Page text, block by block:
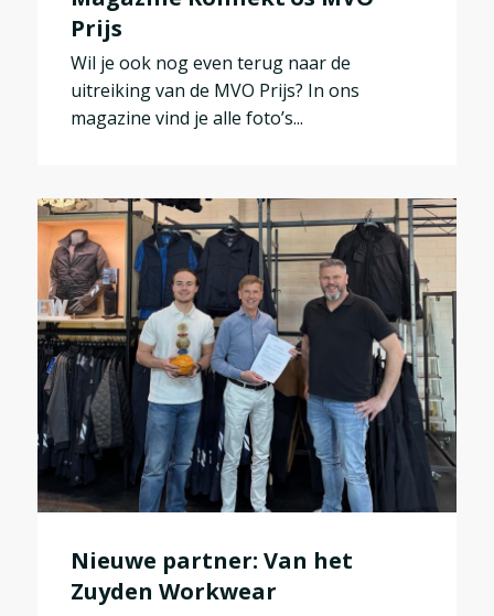
Prijs
Wil je ook nog even terug naar de
uitreiking van de MVO Prijs? In ons
magazine vind je alle foto’s...
Nieuwe partner: Van het
Zuyden Workwear